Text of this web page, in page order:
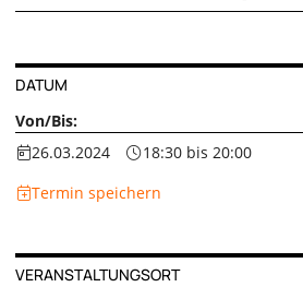
DATUM
Von/Bis:
26.03.2024
18:30 bis 20:00
Termin speichern
VERANSTALTUNGSORT